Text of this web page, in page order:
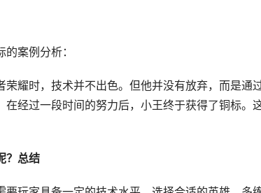
案例分析：
荣耀时，技术并不出色。但他并没有放弃，而是通
在经过一段时间的努力后，小王终于获得了铜标。
？总结